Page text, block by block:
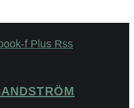
f Plus Rss